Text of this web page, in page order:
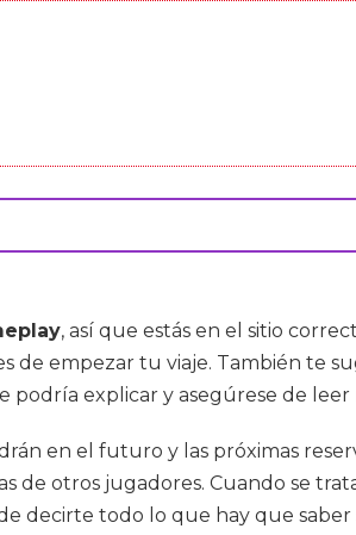
, así que estás en el sitio
de empezar tu viaje. También te
explicar y asegúrese de leer
en el futuro y las próximas
de otros jugadores. Cuando se
todo lo que hay que saber